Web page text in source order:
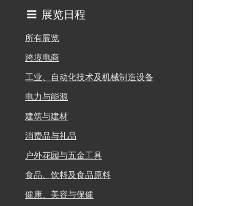
展览日程
所有展览
跨境电商
工业、自动化技术及机械制造设备
电力与能源
建筑与建材
消费品与礼品
户外花园与五金工具
食品、饮料及食品原料
健康、美容与保健